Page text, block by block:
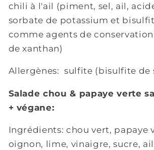
chili à l'ail (piment, sel, ail,
sorbate de potassium et
comme agents de
de xanthan)
Allergènes:sulfite (bisulfite de
Salade chou & papaye verte
+ végane:
Ingrédients: chou vert, papaye
oignon, lime, vinaigre, sucre,